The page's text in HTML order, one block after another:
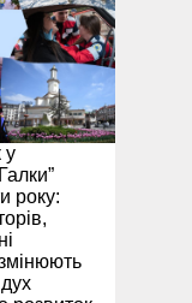
у
року: